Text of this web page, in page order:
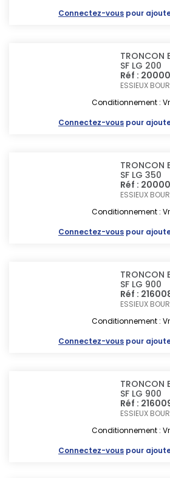
Connectez-vous pour
TRONCON
SF LG 200
Réf :
ESSIEUX
Conditionnement :
Connectez-vous pour
TRONCON
SF LG 350
Réf :
ESSIEUX
Conditionnement :
Connectez-vous pour
TRONCON
SF LG 900
Réf :
ESSIEUX
Conditionnement :
Connectez-vous pour
TRONCON
SF LG 900
Réf :
ESSIEUX
Conditionnement :
Connectez-vous pour